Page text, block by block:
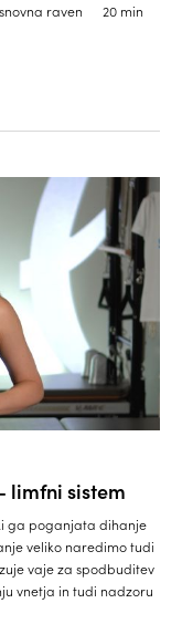
raven 20 min
limfni sistem
ga poganjata dihanje
veliko naredimo tudi
vaje za spodbuditev
vnetja in tudi nadzoru